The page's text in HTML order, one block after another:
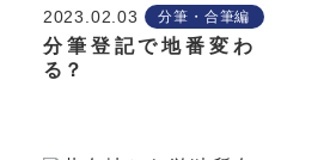
2023.02.03 分筆・合筆編
分筆登記で地番変わ
る？